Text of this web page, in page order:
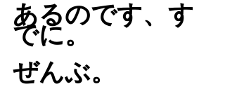
あるのです、す
でに。
ぜんぶ。